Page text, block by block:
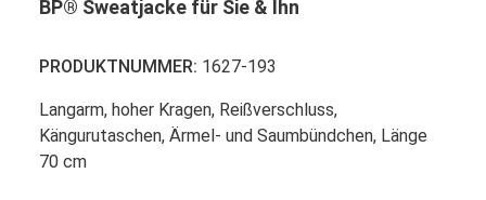
BP® Sweatjacke für Sie & Ihn
PRODUKTNUMMER: 1627-193
Langarm, hoher Kragen, Reißverschluss,
Kängurutaschen, Ärmel- und Saumbündchen, Länge
70 cm